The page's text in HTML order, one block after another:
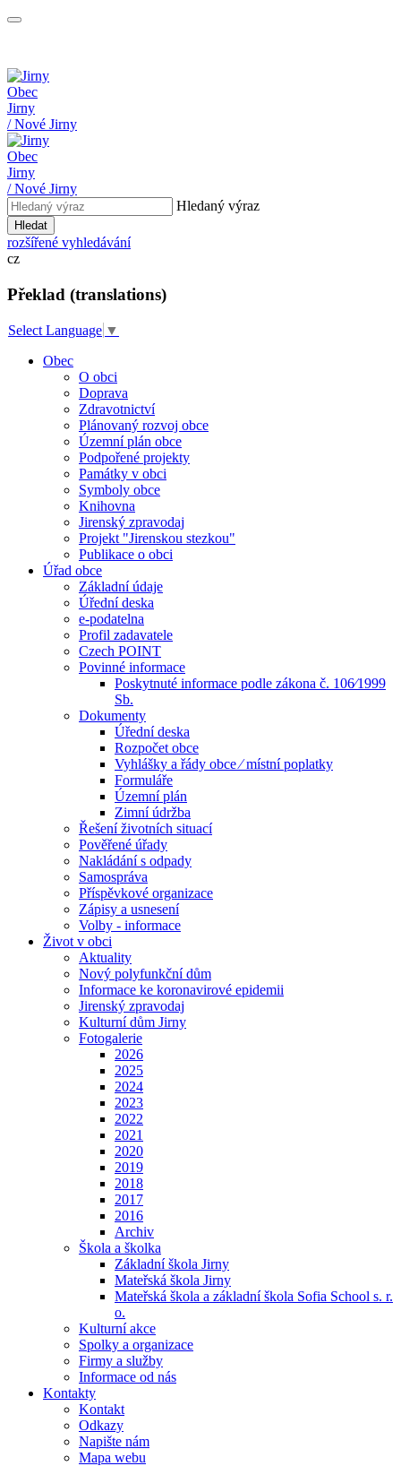
Obec
Jirny
/ Nové Jirny
Obec
Jirny
/ Nové Jirny
Hledaný výraz
Hledat
rozšířené vyhledávání
cz
Překlad (translations)
Select Language ▼
Obec
O obci
Doprava
Zdravotnictví
Plánovaný rozvoj obce
Územní plán obce
Podpořené projekty
Památky v obci
Symboly obce
Knihovna
Jirenský zpravodaj
Projekt "Jirenskou stezkou"
Publikace o obci
Úřad obce
Základní údaje
Úřední deska
e-podatelna
Profil zadavatele
Czech POINT
Povinné informace
Poskytnuté informace podle zákona č. 106⁄1999
Sb.
Dokumenty
Úřední deska
Rozpočet obce
Vyhlášky a řády obce ⁄ místní poplatky
Formuláře
Územní plán
Zimní údržba
Řešení životních situací
Pověřené úřady
Nakládání s odpady
Samospráva
Příspěvkové organizace
Zápisy a usnesení
Volby - informace
Život v obci
Aktuality
Nový polyfunkční dům
Informace ke koronavirové epidemii
Jirenský zpravodaj
Kulturní dům Jirny
Fotogalerie
2026
2025
2024
2023
2022
2021
2020
2019
2018
2017
2016
Archiv
Škola a školka
Základní škola Jirny
Mateřská škola Jirny
Mateřská škola a základní škola Sofia School s. r.
o.
Kulturní akce
Spolky a organizace
Firmy a služby
Informace od nás
Kontakty
Kontakt
Odkazy
Napište nám
Mapa webu